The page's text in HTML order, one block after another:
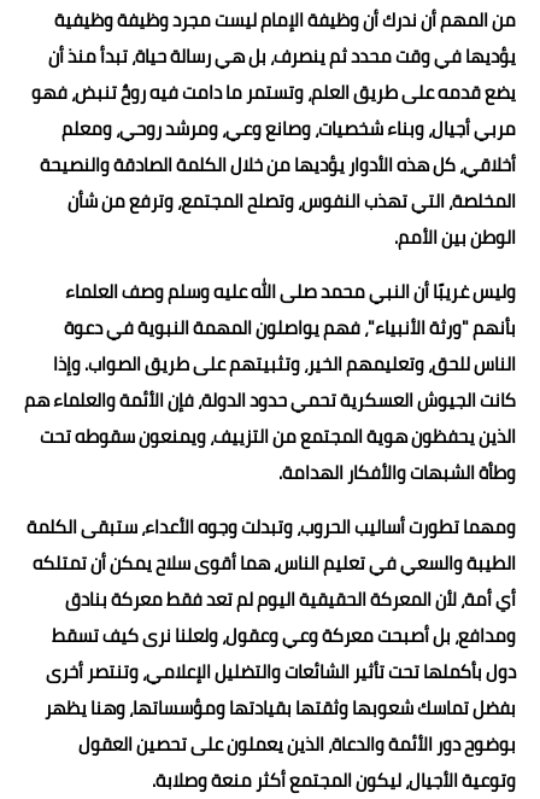
من المهم أن ندرك أن وظيفة الإمام ليست مجرد وظيفة وظيفية
يؤديها في وقت محدد ثم ينصرف، بل هي رسالة حياة، تبدأ منذ أن
يضع قدمه على طريق العلم، وتستمر ما دامت فيه روحٌ تنبض، فهو
مربي أجيال، وبناء شخصيات، وصانع وعي، ومرشد روحي، ومعلم
أخلاقي، كل هذه الأدوار يؤديها من خلال الكلمة الصادقة والنصيحة
المخلصة، التي تهذب النفوس، وتصلح المجتمع، وترفع من شأن
الوطن بين الأمم.
وليس غريبًا أن النبي محمد صلى الله عليه وسلم وصف العلماء
بأنهم "ورثة الأنبياء"، فهم يواصلون المهمة النبوية في دعوة
الناس للحق، وتعليمهم الخير، وتثبيتهم على طريق الصواب. وإذا
كانت الجيوش العسكرية تحمي حدود الدولة، فإن الأئمة والعلماء هم
الذين يحفظون هوية المجتمع من التزييف، ويمنعون سقوطه تحت
وطأة الشبهات والأفكار الهدامة.
ومهما تطورت أساليب الحروب، وتبدلت وجوه الأعداء، ستبقى الكلمة
الطيبة والسعي في تعليم الناس، هما أقوى سلاح يمكن أن تمتلكه
أي أمة، لأن المعركة الحقيقية اليوم لم تعد فقط معركة بنادق
ومدافع، بل أصبحت معركة وعي وعقول، ولعلنا نرى كيف تسقط
دول بأكملها تحت تأثير الشائعات والتضليل الإعلامي، وتنتصر أخرى
بفضل تماسك شعوبها وثقتها بقيادتها ومؤسساتها، وهنا يظهر
بوضوح دور الأئمة والدعاة، الذين يعملون على تحصين العقول
وتوعية الأجيال، ليكون المجتمع أكثر منعة وصلابة.